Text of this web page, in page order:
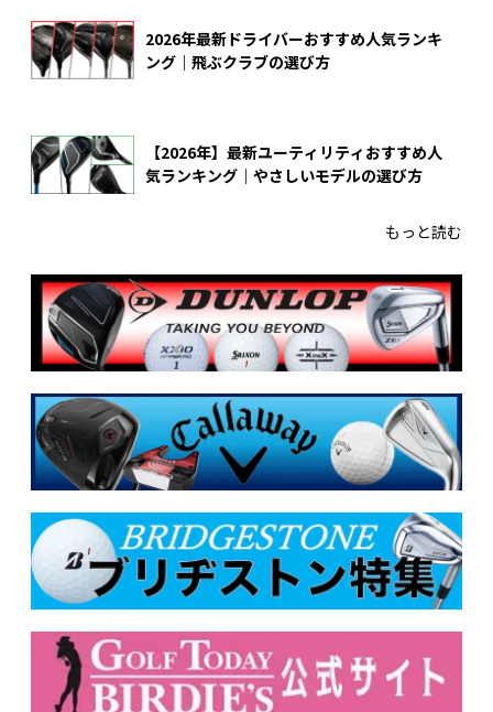
2026年最新ドライバーおすすめ人気ランキ
ング｜飛ぶクラブの選び方
【2026年】最新ユーティリティおすすめ人
気ランキング｜やさしいモデルの選び方
もっと読む